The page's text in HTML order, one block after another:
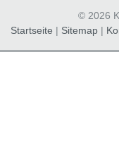
© 2026
Startseite | Sitemap |